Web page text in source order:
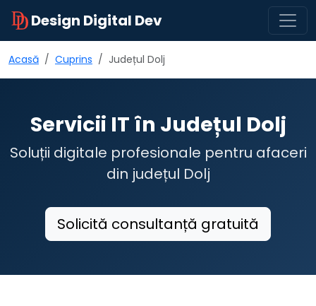
Design Digital Dev
Acasă Cuprins Județul Dolj
Servicii IT în Județul Dolj
Soluții digitale profesionale pentru afaceri
din județul Dolj
Solicită consultanță gratuită